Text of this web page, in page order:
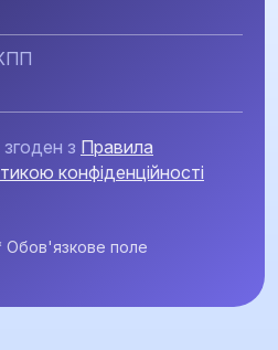
з Правила
конфіденційності
Обов'язкове поле